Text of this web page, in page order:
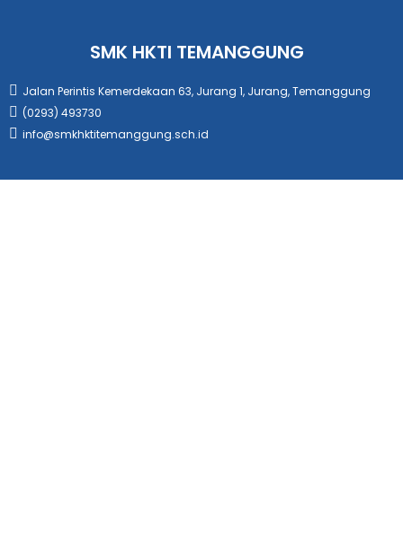
SMK HKTI TEMANGGUNG
Jalan Perintis Kemerdekaan 63, Jurang 1, Jurang, Temanggung
(0293) 493730
info@smkhktitemanggung.sch.id